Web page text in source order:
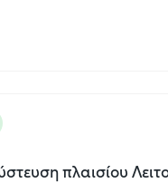
πλαισίου